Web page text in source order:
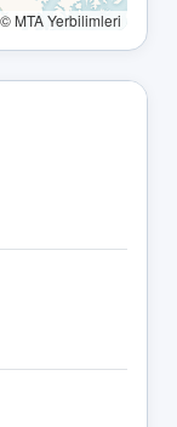
MTA Yerbilimleri